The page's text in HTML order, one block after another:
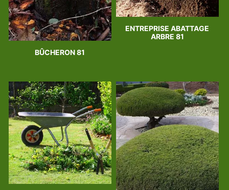
BÛCHERON 81
ENTREPRISE ABATTAGE
ARBRE 81